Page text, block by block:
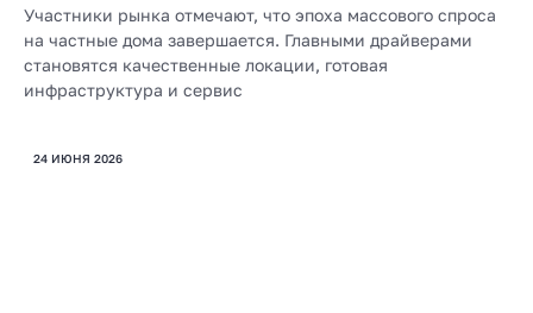
Участники рынка отмечают, что эпоха массового спроса
на частные дома завершается. Главными драйверами
становятся качественные локации, готовая
инфраструктура и сервис
24 ИЮНЯ 2026